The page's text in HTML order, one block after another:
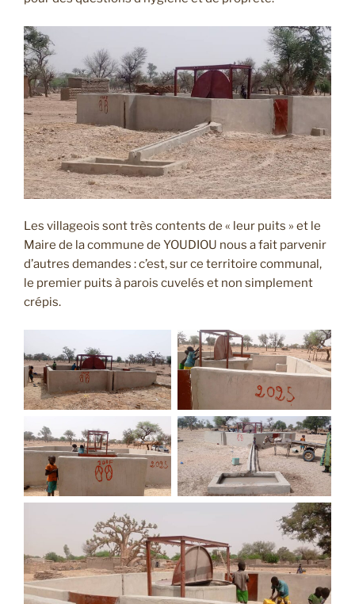
Les villageois sont très contents de « leur puits » et le
Maire de la commune de YOUDIOU nous a fait parvenir
d’autres demandes : c’est, sur ce territoire communal,
le premier puits à parois cuvelés et non simplement
crépis.